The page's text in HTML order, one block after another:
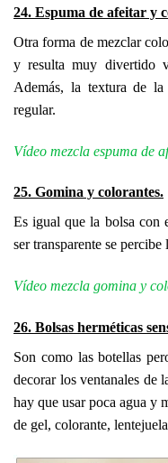
24. Espuma de afeitar y
Otra forma de mezclar
y resulta muy divertido
Además, la textura de
regular.
Vídeo mezcla espuma de
25. Gomina y colorantes.
Es igual que la bolsa con
ser transparente se
Vídeo mezcla gomina y
26. Bolsas herméticas
Son como las botellas
decorar los ventanales de
hay que usar poca agua y
de gel, colorante,